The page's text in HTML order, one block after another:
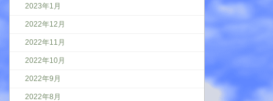
2023年1月
2022年12月
2022年11月
2022年10月
2022年9月
2022年8月